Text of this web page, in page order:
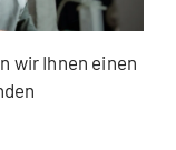
wir Ihnen einen